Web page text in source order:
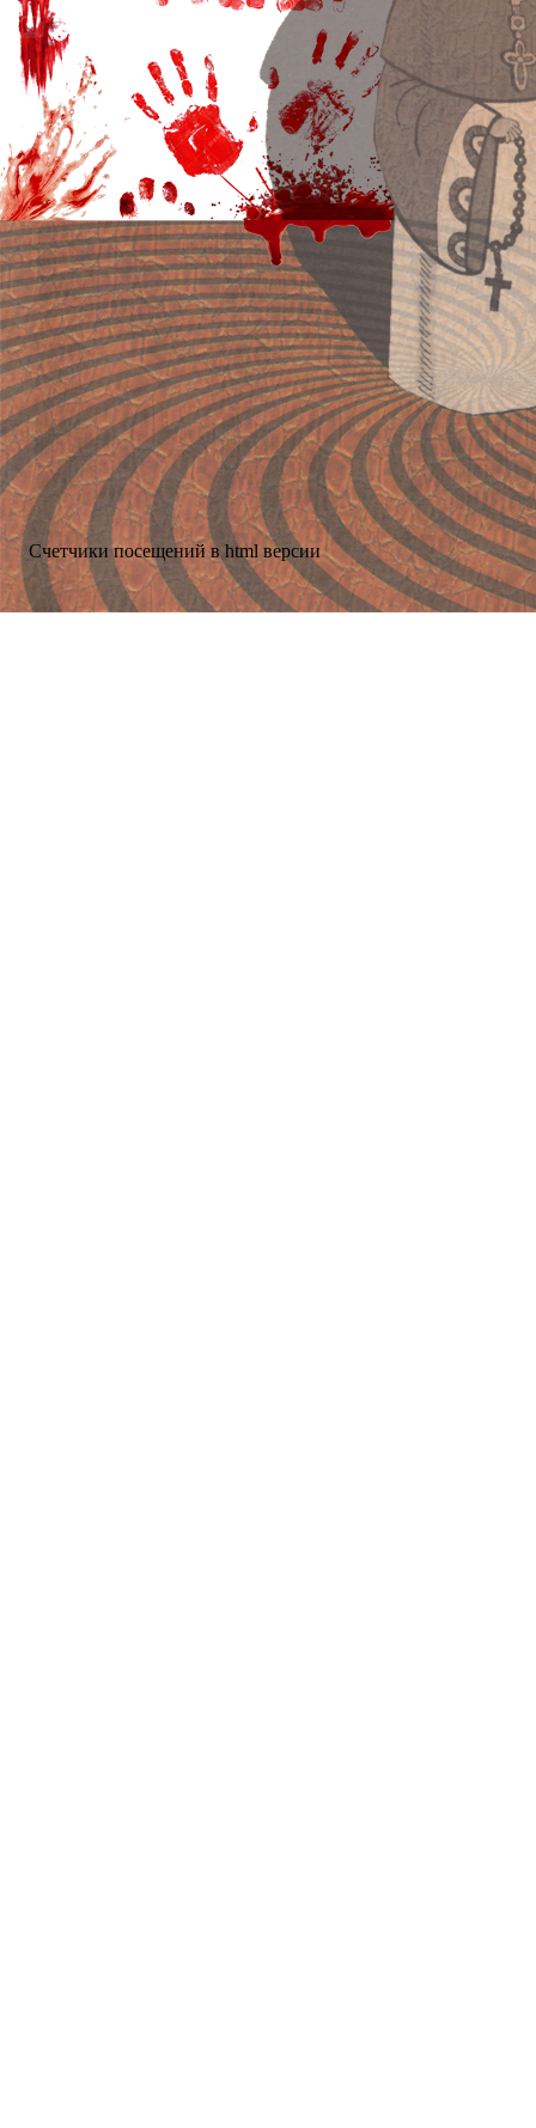
Счетчики посещений в html версии